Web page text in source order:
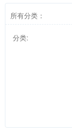
所有分类：
分类: